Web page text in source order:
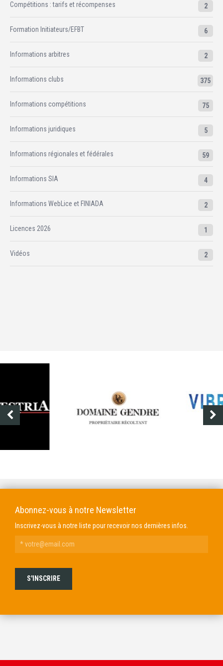
Compétitions : tarifs et récompenses 2
Formation Initiateurs/EFBT 6
Informations arbitres 2
Informations clubs 375
Informations compétitions 75
Informations juridiques 5
Informations régionales et fédérales 59
Informations SIA 4
Informations WebLice et FINIADA 2
Licences 2026 1
Vidéos 2
Abonnez-vous à notre Newsletter
Inscrivez-vous à notre liste pour recevoir nos dernières infos.